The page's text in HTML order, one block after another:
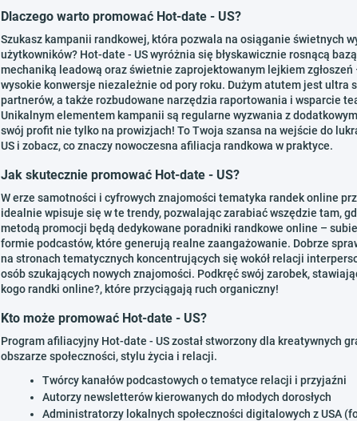
Dlaczego warto promować Hot-date - US?
Szukasz kampanii randkowej, która pozwala na osiąganie świetnych
użytkowników? Hot-date - US wyróżnia się błyskawicznie rosnącą
mechaniką leadową oraz świetnie zaprojektowanym lejkiem
wysokie konwersje niezależnie od pory roku. Dużym atutem jest ultra
partnerów, a także rozbudowane narzędzia raportowania i wsparcie
Unikalnym elementem kampanii są regularne wyzwania z
swój profit nie tylko na prowizjach! To Twoja szansa na wejście do
US i zobacz, co znaczy nowoczesna afiliacja randkowa w praktyce.
Jak skutecznie promować Hot-date - US?
W erze samotności i cyfrowych znajomości tematyka randek online
idealnie wpisuje się w te trendy, pozwalając zarabiać wszędzie tam,
metodą promocji będą dedykowane poradniki randkowe online –
formie podcastów, które generują realne zaangażowanie. Dobrze
na stronach tematycznych koncentrujących się wokół relacji
osób szukających nowych znajomości. Podkręć swój zarobek,
kogo randki online?, które przyciągają ruch organiczny!
Kto może promować Hot-date - US?
Program afiliacyjny Hot-date - US został stworzony dla kreatywnych
obszarze społeczności, stylu życia i relacji.
Twórcy kanałów podcastowych o tematyce relacji i przyjaźni
Autorzy newsletterów kierowanych do młodych dorosłych
Administratorzy lokalnych społeczności digitalowych z USA